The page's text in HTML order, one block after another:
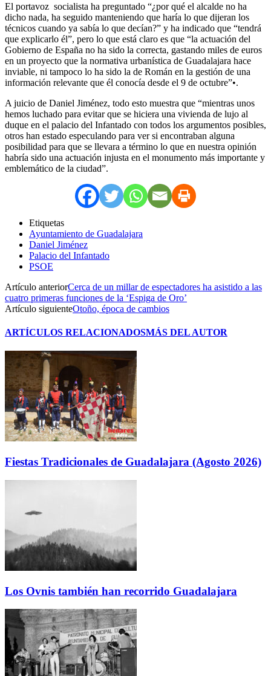
El portavoz socialista ha preguntado “¿por qué el alcalde no ha
dicho nada, ha seguido manteniendo que haría lo que dijeran los
técnicos cuando ya sabía lo que decían?” y ha indicado que “tendrá
que explicarlo él”, pero lo que está claro es que “la actuación del
Gobierno de España no ha sido la correcta, gastando miles de euros
en un proyecto que la normativa urbanística de Guadalajara hace
inviable, ni tampoco lo ha sido la de Román en la gestión de una
información relevante que él conocía desde el 9 de octubre”•.
A juicio de Daniel Jiménez, todo esto muestra que “mientras unos
hemos luchado para evitar que se hiciera una vivienda de lujo al
duque en el palacio del Infantado con todos los argumentos posibles,
otros han estado especulando para ver si encontraban alguna
posibilidad para que se llevara a término lo que en nuestra opinión
habría sido una actuación injusta en el monumento más importante y
emblemático de la ciudad”.
Etiquetas
Ayuntamiento de Guadalajara
Daniel Jiménez
Palacio del Infantado
PSOE
Artículo anteriorCerca de un millar de espectadores ha asistido a las
cuatro primeras funciones de la ‘Espiga de Oro’
Artículo siguienteOtoño, época de cambios
ARTÍCULOS RELACIONADOSMÁS DEL AUTOR
Fiestas Tradicionales de Guadalajara (Agosto 2026)
Los Ovnis también han recorrido Guadalajara